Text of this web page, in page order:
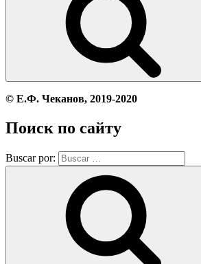
© Е.Ф. Чеканов, 2019-2020
Поиск по сайту
Buscar por: